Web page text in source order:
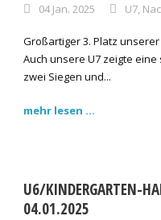
04 Jan. 2025 U7
Großartiger 3. Platz
Auch unsere U7 zeigte
zwei Siegen und...
mehr lesen ...
U6/KINDERGARTEN-
04.01.2025